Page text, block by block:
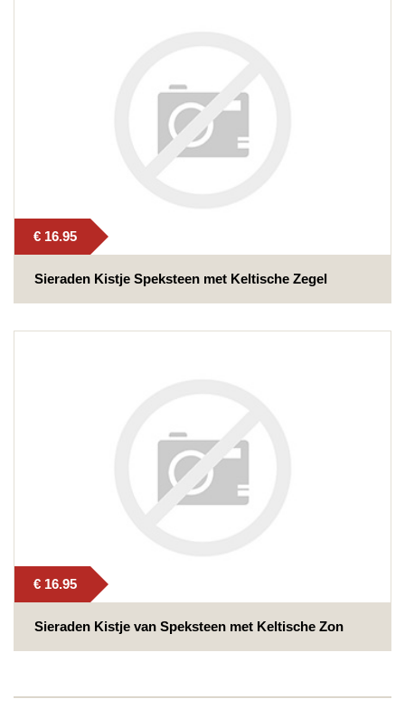
€ 16.95
Sieraden Kistje Speksteen met Keltische Zegel
€ 16.95
Sieraden Kistje van Speksteen met Keltische Zon